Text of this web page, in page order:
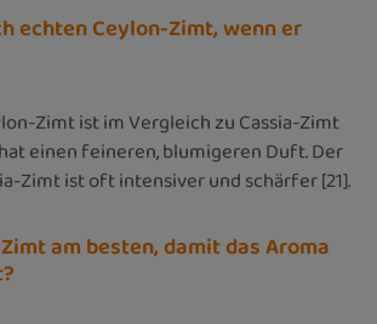
echten Ceylon-Zimt, wenn er
Zimt ist im Vergleich zu Cassia-Zimt
einen feineren, blumigeren Duft. Der
Zimt ist oft intensiver und schärfer [21].
am besten, damit das Aroma